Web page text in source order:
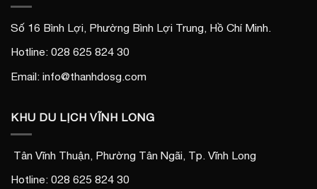
Số 16 Bình Lợi, Phường Bình Lợi Trung, Hồ Chí Minh.
Hotline: 028 625 824 30
Email: info@thanhdosg.com
KHU DU LỊCH VĨNH LONG
Tân Vĩnh Thuận, Phường Tân Ngãi, Tp. Vĩnh Long
Hotline: 028 625 824 30